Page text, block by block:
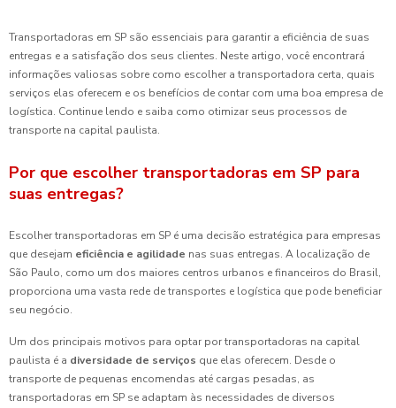
Transportadoras em SP são essenciais para garantir a eficiência de suas
entregas e a satisfação dos seus clientes. Neste artigo, você encontrará
informações valiosas sobre como escolher a transportadora certa, quais
serviços elas oferecem e os benefícios de contar com uma boa empresa de
logística. Continue lendo e saiba como otimizar seus processos de
transporte na capital paulista.
Por que escolher transportadoras em SP para
suas entregas?
Escolher transportadoras em SP é uma decisão estratégica para empresas
que desejam eficiência e agilidade nas suas entregas. A localização de
São Paulo, como um dos maiores centros urbanos e financeiros do Brasil,
proporciona uma vasta rede de transportes e logística que pode beneficiar
seu negócio.
Um dos principais motivos para optar por transportadoras na capital
paulista é a diversidade de serviços que elas oferecem. Desde o
transporte de pequenas encomendas até cargas pesadas, as
transportadoras em SP se adaptam às necessidades de diversos